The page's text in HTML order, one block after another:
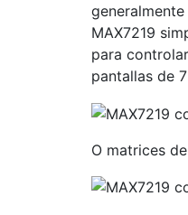
MAX7219
para
pantallas de
O matrices